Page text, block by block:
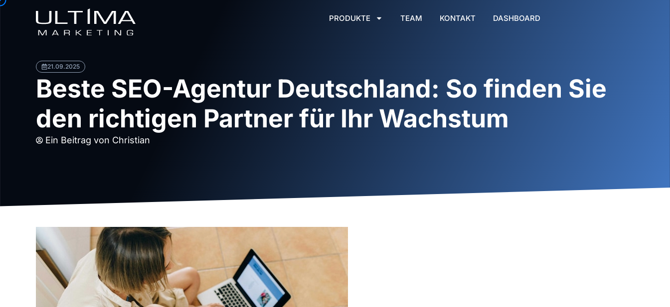
PRODUKTE TEAM KONTAKT DASHBOARD
21.09.2025
Beste SEO-Agentur Deutschland: So finden Sie
den richtigen Partner für Ihr Wachstum
Ein Beitrag von Christian